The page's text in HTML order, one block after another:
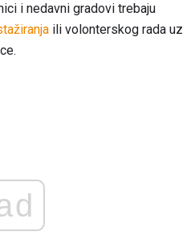
i nedavni gradovi trebaju
ili volonterskog rada uz